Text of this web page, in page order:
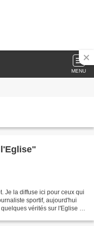
MENU
Je la diffuse ici pour ceux qui
sportif, aujourd'hui
vérités sur l'Eglise et